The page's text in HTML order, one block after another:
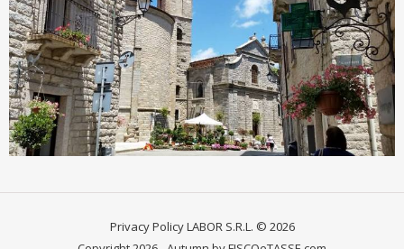
Privacy PolicyLABOR S.R.L. © 2026